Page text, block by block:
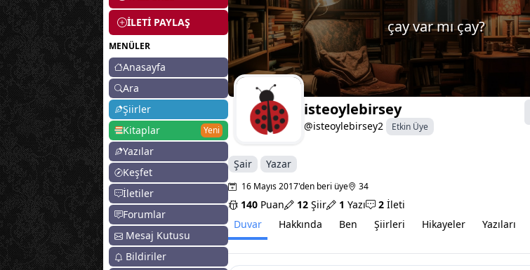
İLETİ PAYLAŞ
MENÜLER
Anasayfa
Ara
Şiirler
Kitaplar
Yeni
Yazılar
Keşfet
İletiler
Forumlar
Mesaj Kutusu
Bildiriler
çay var mı çay?
isteoylebirsey
@isteoylebirsey2 Etkin Üye
Şair Yazar
16 Mayıs 2017'den beri üye 34
140 Puan 12 Şiir 1 Yazı 2 İleti
Duvar
Hakkında Ben Şiirleri Hikayeler Yazıları